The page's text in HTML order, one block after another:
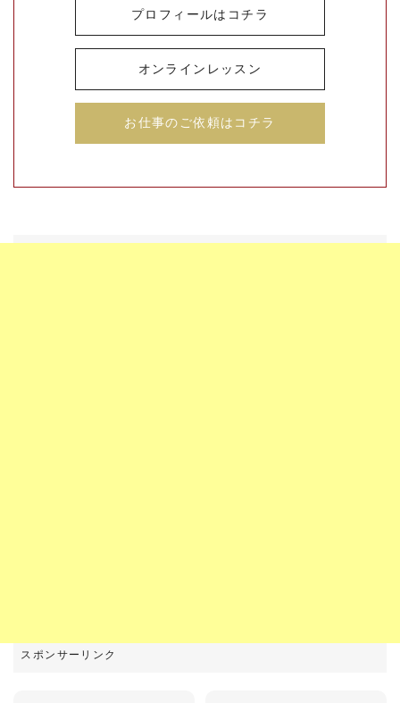
プロフィールはコチラ
オンラインレッスン
お仕事のご依頼はコチラ